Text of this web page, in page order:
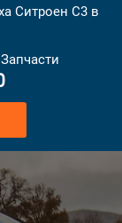
Ситроен С3 в